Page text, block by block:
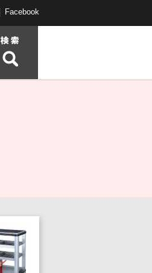
Facebook